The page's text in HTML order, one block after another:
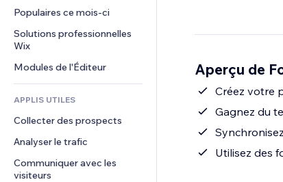
Financement participatif
Alimentation et boissons
Partage de fichiers
Actualités
Services de contenu
Effets de texte
Boutons et menus
Bannières et badges
Calculateurs
Rechercher
Commentaires
Téléphone
Communauté
Avis et commentaires
Populaires ce mois‑ci
Solutions professionnelles
Wix
Modules de l'Éditeur
APPLIS UTILES
Collecter des prospects
Analyser le trafic
Communiquer avec les
visiteurs
Aperçu de
Créez votre
Gagnez du
Utilisez des